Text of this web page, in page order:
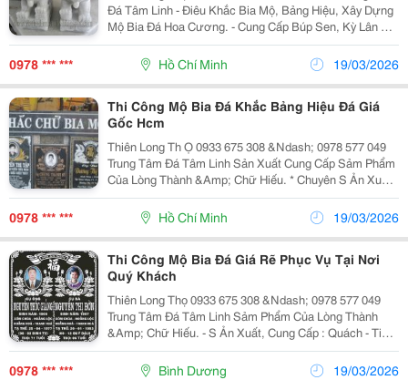
Đá Tâm Linh - Điêu Khắc Bia Mộ, Bảng Hiệu, Xây Dựng
Mộ Bia Đá Hoa Cương. - Cung Cấp Búp Sen, Kỳ Lân Đá,
Để Trụ Mộ &Hellip; - Đá Tấm Đá Khối Giá Gốc. - Giá Trị
Vĩnh Cửu + Cam Kế
0978 *** *** Hồ Chí Minh 19/03/2026
Thi Công Mộ Bia Đá Khắc Bảng Hiệu Đá Giá
Gốc Hcm
Thiên Long Th Ọ 0933 675 308 &Ndash; 0978 577 049
Trung Tâm Đá Tâm Linh Sản Xuất Cung Cấp Sảm Phẩm
Của Lòng Thành &Amp; Chữ Hiếu. * Chuyên S Ản Xuất,
Cung Cấp : - Quách + Tiểu + Hủ Lưu Tro Cốt Xương Cốt
- Búp Sen, Kỳ Lân Đá Để Trụ M
0978 *** *** Hồ Chí Minh 19/03/2026
Thi Công Mộ Bia Đá Giá Rẽ Phục Vụ Tại Nơi
Quý Khách
Thiên Long Thọ 0933 675 308 &Ndash; 0978 577 049
Trung Tâm Đá Tâm Linh Sảm Phẩm Của Lòng Thành
&Amp; Chữ Hiếu. - S Ản Xuất, Cung Cấp : Quách - Tiểu
- H Ủ Lưu Tro Cốt Đá - Búp Sen, Kỳ Lân Để Trụ Mộ Đá. -
Đá Cẩm Thạch Trắng Non Nước Đ
0978 *** *** Bình Dương 19/03/2026